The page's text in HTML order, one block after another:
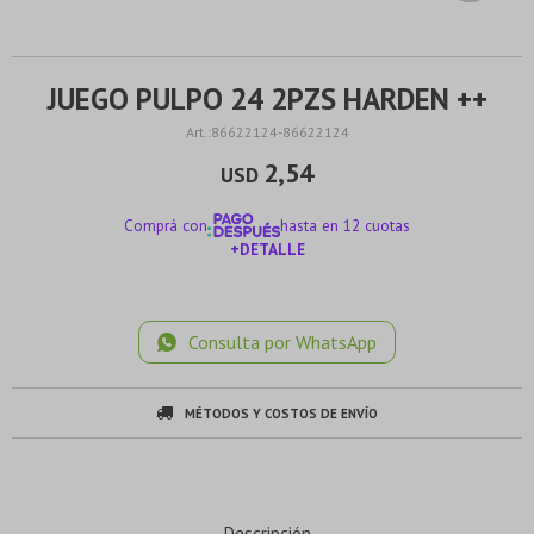
JUEGO PULPO 24 2PZS HARDEN ++
86622124-86622124
USD 2,54
Comprá con
hasta en 12 cuotas
+DETALLE
Consulta por WhatsApp
MÉTODOS Y COSTOS DE ENVÍO